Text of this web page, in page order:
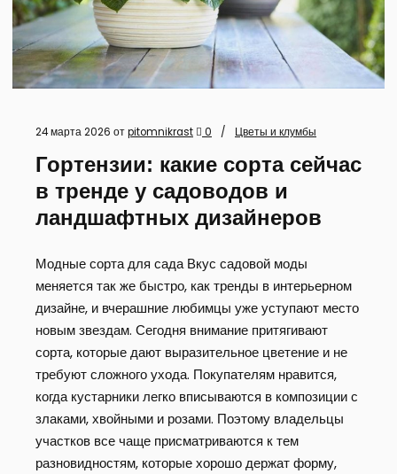
24 марта 2026 отpitomnikrast 0 Цветы и клумбы
Гортензии: какие сорта сейчас
в тренде у садоводов и
ландшафтных дизайнеров
Модные сорта для сада Вкус садовой моды
меняется так же быстро, как тренды в интерьерном
дизайне, и вчерашние любимцы уже уступают место
новым звездам. Сегодня внимание притягивают
сорта, которые дают выразительное цветение и не
требуют сложного ухода. Покупателям нравится,
когда кустарники легко вписываются в композиции с
злаками, хвойными и розами. Поэтому владельцы
участков все чаще присматриваются к тем
разновидностям, которые хорошо держат форму,